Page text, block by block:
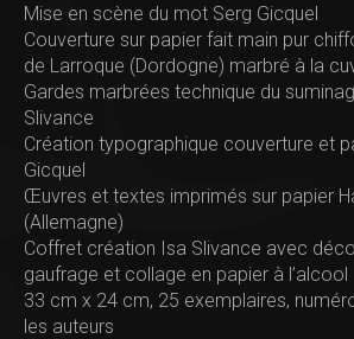
Mise en scène du mot Serg Gicquel
Couverture sur papier fait main pur
de Larroque (Dordogne) marbré à la
Gardes marbrées technique du
Slivance
Création typographique couverture et
Gicquel
Œuvres et textes imprimés sur papier
(Allemagne)
Coffret création Isa Slivance avec
gaufrage et collage en papier à l’alcool
33 cm x 24 cm, 25 exemplaires,
les auteurs